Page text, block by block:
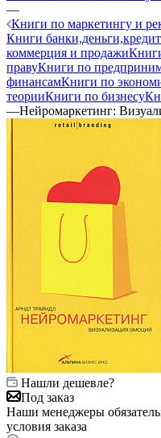
—
Книги по маркетингу и
Книги банки,деньги,кредит
коммерция и продажи
правуКниги по
финансамКниги по
теорииКниги по бизнесу
—Нейромаркетинг:
Нашли дешевле?
Под заказ
Наши менеджеры
условия заказа